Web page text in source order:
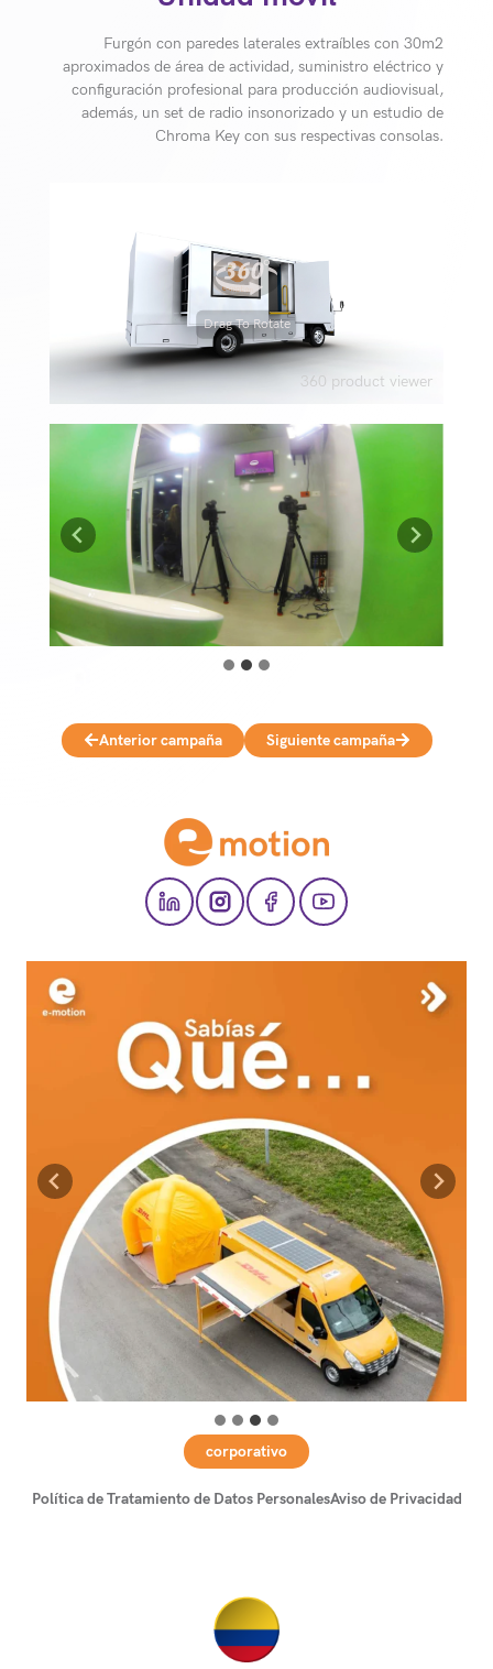
Furgón con paredes laterales extraíbles con 30m2
aproximados de área de actividad, suministro eléctrico y
configuración profesional para producción audiovisual,
además, un set de radio insonorizado y un estudio de
Chroma Key con sus respectivas consolas.
360 product viewer
Drag To Rotate
Anterior campaña Siguiente campaña
corporativo
Política de Tratamiento de Datos PersonalesAviso de Privacidad